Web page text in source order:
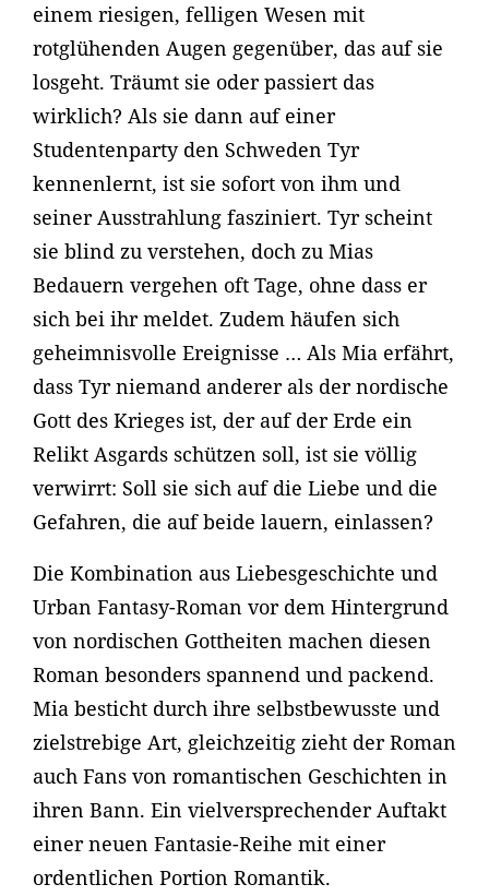
einem riesigen, felligen Wesen mit
rotglühenden Augen gegenüber, das auf sie
losgeht. Träumt sie oder passiert das
wirklich? Als sie dann auf einer
Studentenparty den Schweden Tyr
kennenlernt, ist sie sofort von ihm und
seiner Ausstrahlung fasziniert. Tyr scheint
sie blind zu verstehen, doch zu Mias
Bedauern vergehen oft Tage, ohne dass er
sich bei ihr meldet. Zudem häufen sich
geheimnisvolle Ereignisse … Als Mia erfährt,
dass Tyr niemand anderer als der nordische
Gott des Krieges ist, der auf der Erde ein
Relikt Asgards schützen soll, ist sie völlig
verwirrt: Soll sie sich auf die Liebe und die
Gefahren, die auf beide lauern, einlassen?
Die Kombination aus Liebesgeschichte und
Urban Fantasy-Roman vor dem Hintergrund
von nordischen Gottheiten machen diesen
Roman besonders spannend und packend.
Mia besticht durch ihre selbstbewusste und
zielstrebige Art, gleichzeitig zieht der Roman
auch Fans von romantischen Geschichten in
ihren Bann. Ein vielversprechender Auftakt
einer neuen Fantasie-Reihe mit einer
ordentlichen Portion Romantik.